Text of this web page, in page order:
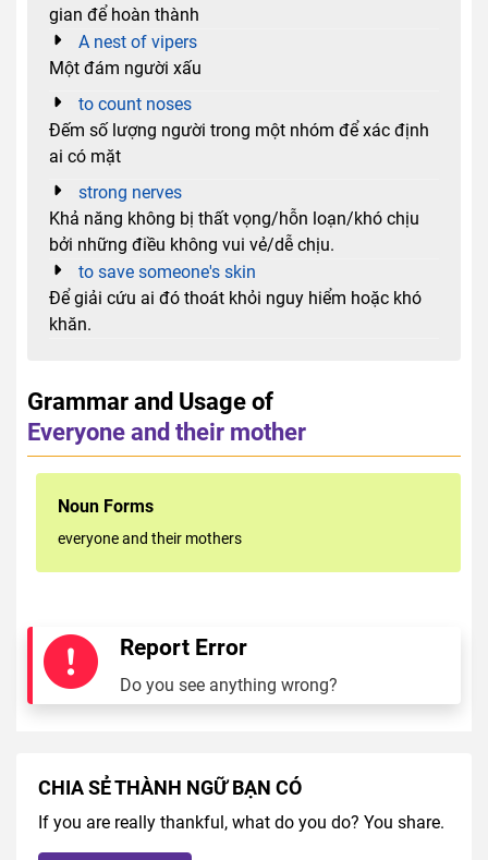
gian để hoàn thành
A nest of vipers
Một đám người xấu
to count noses
Đếm số lượng người trong một nhóm để xác định
ai có mặt
strong nerves
Khả năng không bị thất vọng/hỗn loạn/khó chịu
bởi những điều không vui vẻ/dễ chịu.
to save someone's skin
Để giải cứu ai đó thoát khỏi nguy hiểm hoặc khó
khăn.
Grammar and Usage of
Everyone and their mother
Noun Forms
everyone and their mothers
Report Error
Do you see anything wrong?
CHIA SẺ THÀNH NGỮ BẠN CÓ
If you are really thankful, what do you do? You share.